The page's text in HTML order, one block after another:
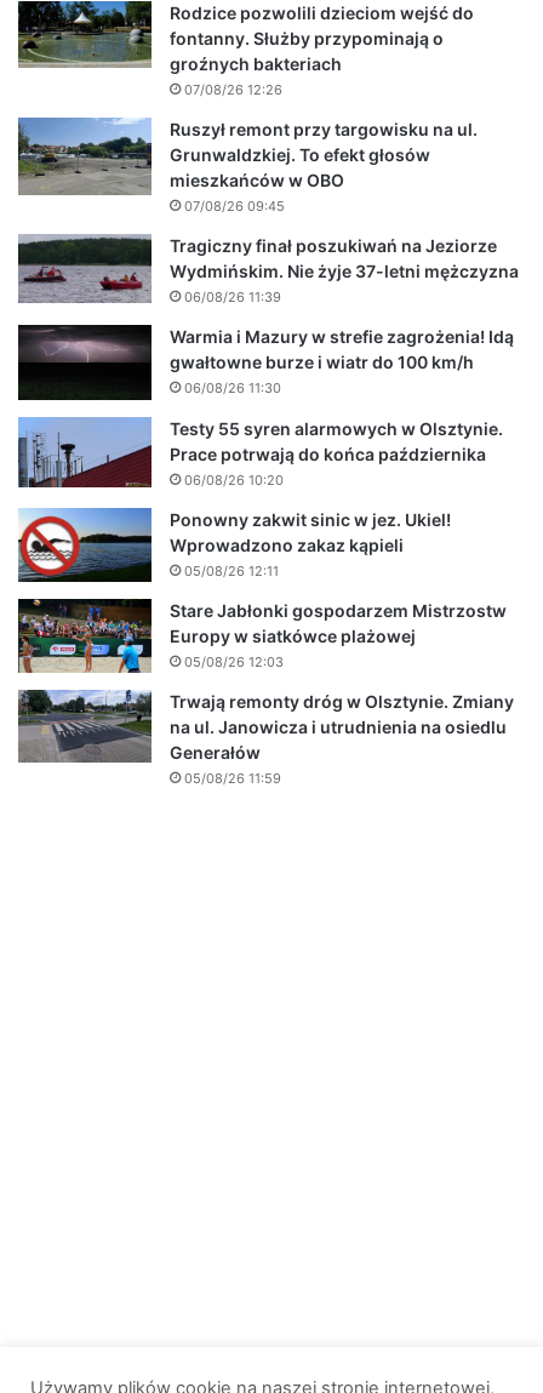
Rodzice pozwolili dzieciom wejść do
fontanny. Służby przypominają o
groźnych bakteriach
07/08/26 12:26
Ruszył remont przy targowisku na ul.
Grunwaldzkiej. To efekt głosów
mieszkańców w OBO
07/08/26 09:45
Tragiczny finał poszukiwań na Jeziorze
Wydmińskim. Nie żyje 37-letni mężczyzna
06/08/26 11:39
Warmia i Mazury w strefie zagrożenia! Idą
gwałtowne burze i wiatr do 100 km/h
06/08/26 11:30
Testy 55 syren alarmowych w Olsztynie.
Prace potrwają do końca października
06/08/26 10:20
Ponowny zakwit sinic w jez. Ukiel!
Wprowadzono zakaz kąpieli
05/08/26 12:11
Stare Jabłonki gospodarzem Mistrzostw
Europy w siatkówce plażowej
05/08/26 12:03
Trwają remonty dróg w Olsztynie. Zmiany
na ul. Janowicza i utrudnienia na osiedlu
Generałów
05/08/26 11:59
Używamy plików cookie na naszej stronie internetowej,